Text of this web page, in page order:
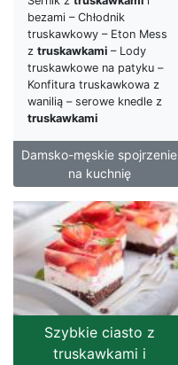
bezami – Chłodnik
truskawkowy – Eton Mess
z truskawkami – Lody
truskawkowe na patyku –
Konfitura truskawkowa z
wanilią – serowe knedle z
truskawkami
Damsko-męskie spojrzenie
na kuchnię
Szybkie ciasto z
truskawkami i